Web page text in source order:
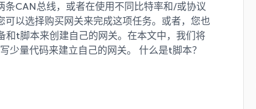
条CAN总线，或者在使用不同比特率和/或协议
可以选择购买网关来完成这项任务。或者，您也
和t脚本来创建自己的网关。在本文中，我们将
少量代码来建立自己的网关。 什么是t脚本？